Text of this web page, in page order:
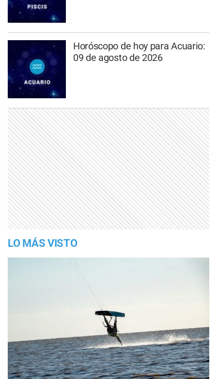
Horóscopo de hoy para Acuario:
09 de agosto de 2026
LO MÁS VISTO